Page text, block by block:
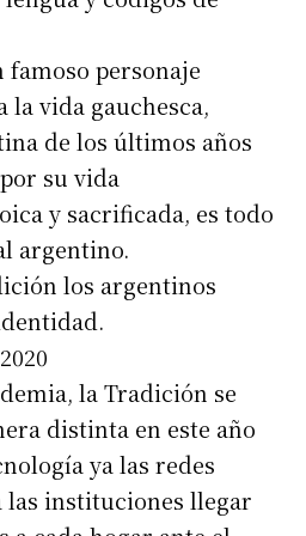
personaje
vida gauchesca,
de los últimos años
su vida
y sacrificada, es todo
argentino.
los argentinos
la Tradición se
distinta en este año
ya las redes
las instituciones llegar